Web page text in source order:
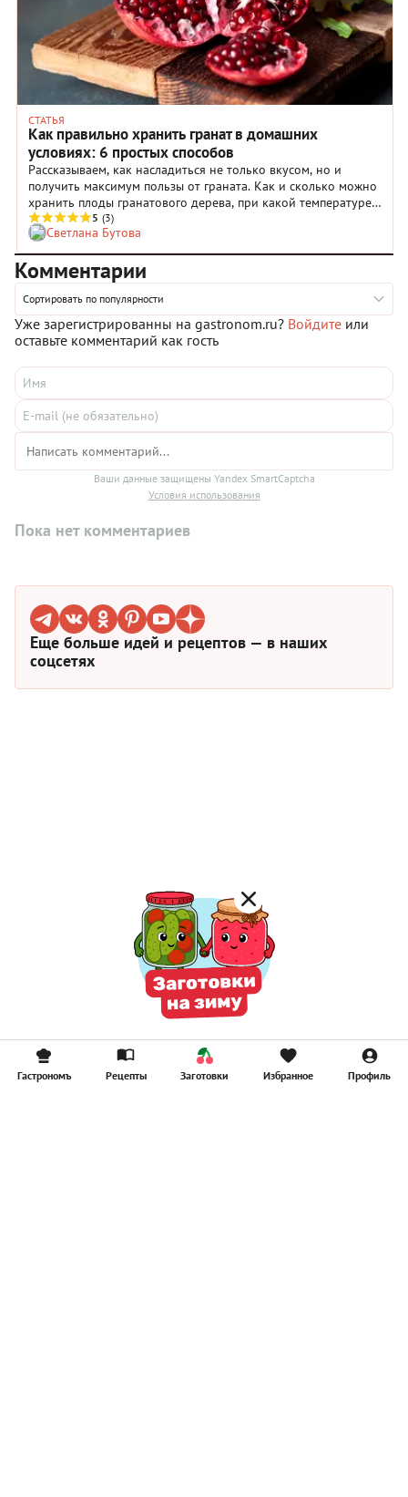
СТАТЬЯ
Как правильно хранить гранат в домашних
условиях: 6 простых способов
Рассказываем, как насладиться не только вкусом, но и
получить максимум пользы от граната. Как и сколько можно
хранить плоды гранатового дерева, при какой температуре
и можно ли сделать гранат спелым?
5 (3)
Светлана Бутова
Комментарии
Сортировать по популярности
Уже зарегистрированны на gastronom.ru? Войдите или
оставьте комментарий как гость
Ваши данные защищены Yandex SmartCaptcha
Условия использования
Пока нет комментариев
Еще больше идей и рецептов — в наших
соцсетях
Гастрономъ Рецепты Заготовки Избранное Профиль